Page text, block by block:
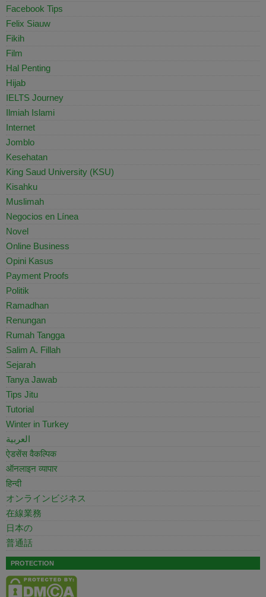
Facebook Tips
Felix Siauw
Fikih
Film
Hal Penting
Hijab
IELTS Journey
Ilmiah Islami
Internet
Jomblo
Kesehatan
King Saud University (KSU)
Kisahku
Muslimah
Negocios en Línea
Novel
Online Business
Opini Kasus
Payment Proofs
Politik
Ramadhan
Renungan
Rumah Tangga
Salim A. Fillah
Sejarah
Tanya Jawab
Tips Jitu
Tutorial
Winter in Turkey
العربية
ऐडसेंस वैकल्पिक
ऑनलाइन व्यापार
हिन्दी
オンラインビジネス
在線業務
日本の
普通話
PROTECTION